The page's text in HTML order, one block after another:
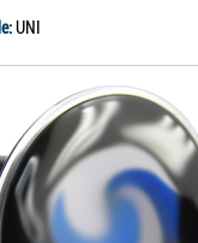
UNI